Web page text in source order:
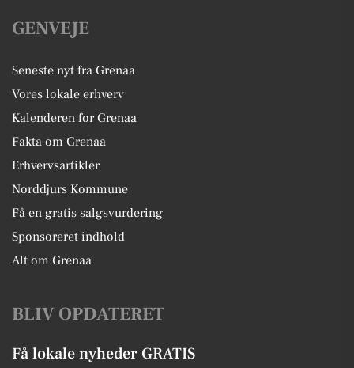
GENVEJE
Seneste nyt fra Grenaa
Vores lokale erhverv
Kalenderen for Grenaa
Fakta om Grenaa
Erhvervsartikler
Norddjurs Kommune
Få en gratis salgsvurdering
Sponsoreret indhold
Alt om Grenaa
BLIV OPDATERET
Få lokale nyheder GRATIS